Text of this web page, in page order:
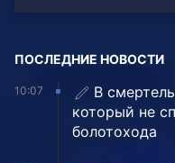
ПОСЛЕДНИЕ НОВОСТИ
10:07
В
который не
болотохода